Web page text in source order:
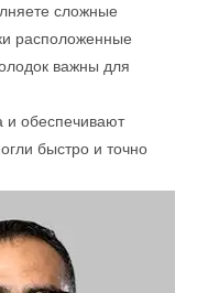
сложные
расположенные
важны для
и обеспечивают
быстро и точно